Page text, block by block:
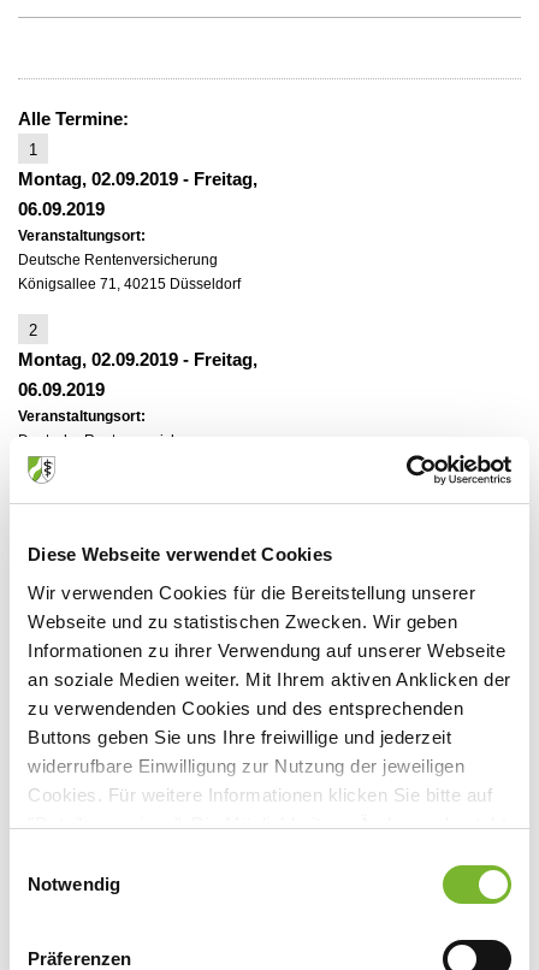
Diese Webseite verwendet Cookies
Wir verwenden Cookies für die Bereitstellung unserer
Webseite und zu statistischen Zwecken. Wir geben
Informationen zu ihrer Verwendung auf unserer Webseite
an soziale Medien weiter. Mit Ihrem aktiven Anklicken der
zu verwendenden Cookies und des entsprechenden
Buttons geben Sie uns Ihre freiwillige und jederzeit
widerrufbare Einwilligung zur Nutzung der jeweiligen
Cookies. Für weitere Informationen klicken Sie bitte auf
"Details anzeigen". Die Möglichkeit zur Änderung besteht
Datenschutzerklärung
Notwendig
Präferenzen
Alle Termine:
1
Montag, 02.09.2019 - Freitag,
06.09.2019
Veranstaltungsort:
Deutsche Rentenversicherung
Königsallee 71, 40215 Düsseldorf
2
Montag, 02.09.2019 - Freitag,
06.09.2019
Veranstaltungsort:
Deutsche Rentenversicherung
Königsallee 71, 40215 Düsseldorf
Veranstaltungsort:
Deutsche Rentenversicherung
Königsallee 71, 40215 Düsseldorf
Anbieter:
Ansprechpartner:
40474 Düsseldorf